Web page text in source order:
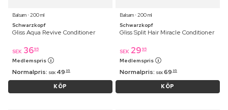
Balsam ⋅ 200 ml
Schwarzkopf
Gliss Aqua Revive Conditioner
SEK 3695
Medlemspris
Normalpris: SEK 49 95
KÖP
Balsam ⋅ 200 ml
Schwarzkopf
Gliss Split Hair Miracle Conditioner
SEK 29 95
Medlemspris
Normalpris: SEK 69 95
KÖP